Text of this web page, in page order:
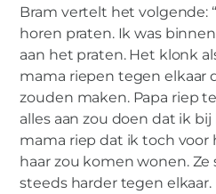
Bram vertelt het volgende:
horen praten. Ik was
aan het praten. Het klonk
mama riepen tegen elkaar
zouden maken. Papa riep
alles aan zou doen dat ik
mama riep dat ik toch voor
haar zou komen wonen.
steeds harder tegen